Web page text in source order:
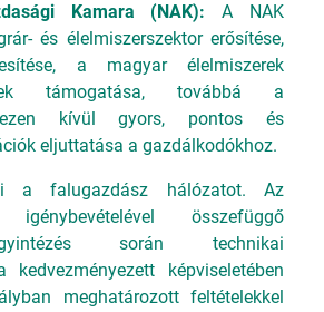
Kamara (NAK):A
NAK
és élelmiszerszektor erősítése,
a magyar élelmiszerek
támogatása, továbbá a
ezen kívül gyors, pontos és
eljuttatása a gazdálkodókhoz.
a falugazdász hálózatot. Az
igénybevételével összefüggő
során technikai
kedvezményezett képviseletében
meghatározott feltételekkel